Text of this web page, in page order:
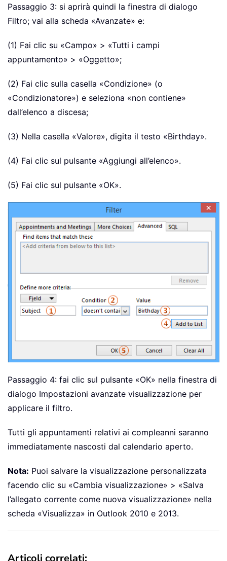
Passaggio 3: si aprirà quindi la finestra di dialogo
Filtro; vai alla scheda «Avanzate» e:
(1) Fai clic su «Campo» > «Tutti i campi
appuntamento» > «Oggetto»;
(2) Fai clic sulla casella «Condizione» (o
«Condizionatore») e seleziona «non contiene»
dall’elenco a discesa;
(3) Nella casella «Valore», digita il testo «Birthday».
(4) Fai clic sul pulsante «Aggiungi all’elenco».
(5) Fai clic sul pulsante «OK».
Passaggio 4: fai clic sul pulsante «OK» nella finestra di
dialogo Impostazioni avanzate visualizzazione per
applicare il filtro.
Tutti gli appuntamenti relativi ai compleanni saranno
immediatamente nascosti dal calendario aperto.
Nota: Puoi salvare la visualizzazione personalizzata
facendo clic su «Cambia visualizzazione» > «Salva
l’allegato corrente come nuova visualizzazione» nella
scheda «Visualizza» in Outlook 2010 e 2013.
Articoli correlati: